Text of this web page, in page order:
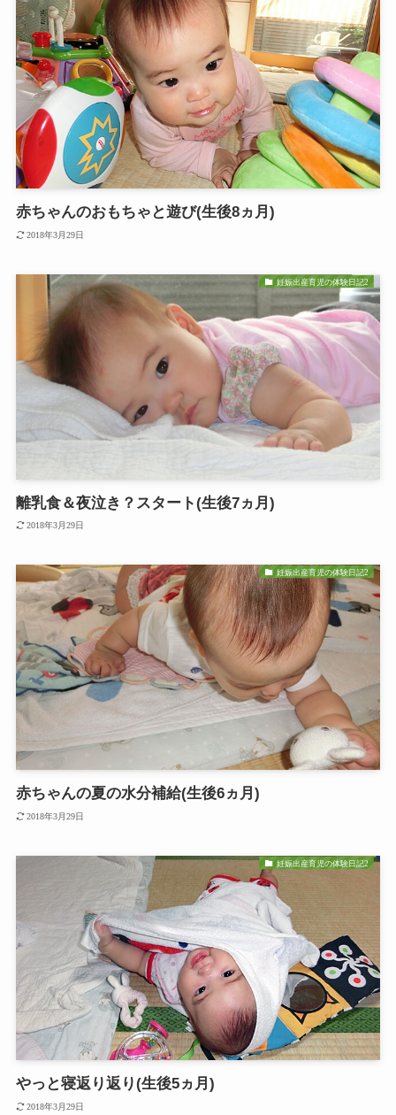
赤ちゃんのおもちゃと遊び(生後8ヵ月)
2018年3月29日
妊娠出産育児の体験日記2
離乳食＆夜泣き？スタート(生後7ヵ月)
2018年3月29日
妊娠出産育児の体験日記2
赤ちゃんの夏の水分補給(生後6ヵ月)
2018年3月29日
妊娠出産育児の体験日記2
やっと寝返り返り(生後5ヵ月)
2018年3月29日